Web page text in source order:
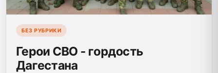
БЕЗ РУБРИКИ
Герои СВО - гордость
Дагестана